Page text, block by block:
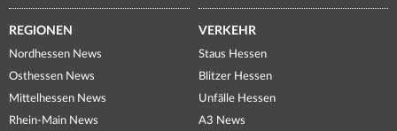
REGIONEN
Nordhessen News
Osthessen News
Mittelhessen News
Rhein-Main News
VERKEHR
Staus Hessen
Blitzer Hessen
Unfälle Hessen
A3 News